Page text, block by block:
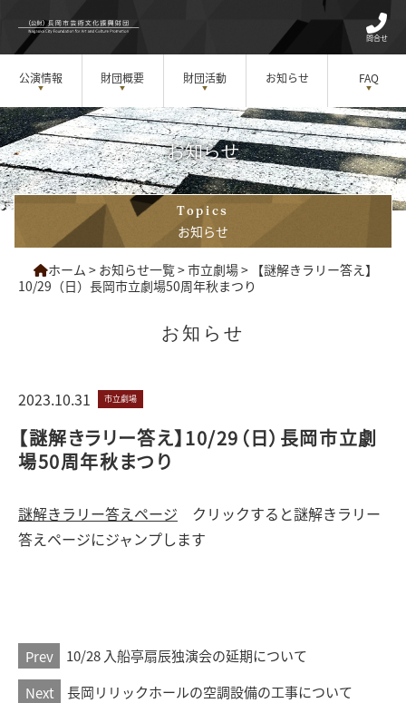
問合せ
公演情報 財団概要 財団活動 お知らせ FAQ
お知らせ
Topics
お知らせ
ホーム > お知らせ一覧>市立劇場> 【謎解きラリー答え】
10/29（日）長岡市立劇場50周年秋まつり
お知らせ
2023.10.31 市立劇場
【謎解きラリー答え】10/29（日）長岡市立劇
場50周年秋まつり
謎解きラリー答えページ クリックすると謎解きラリー
答えページにジャンプします
Prev
10/28 入船亭扇辰独演会の延期について
Next
長岡リリックホールの空調設備の工事について